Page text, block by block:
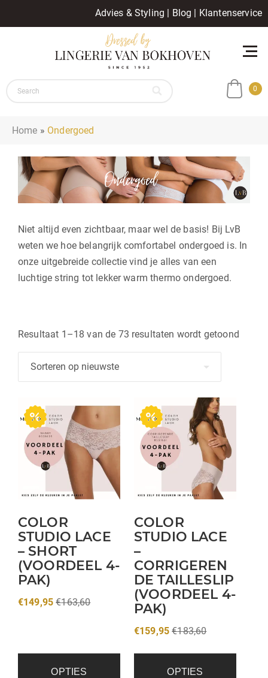
Advies & Styling | Blog | Klantenservice
0
Home » Ondergoed
Niet altijd even zichtbaar, maar wel de basis! Bij LvB
weten we hoe belangrijk comfortabel ondergoed is. In
onze uitgebreide collectie vind je alles van een
luchtige string tot lekker warm thermo ondergoed.
Resultaat 1–18 van de 73 resultaten wordt getoond
COLOR
STUDIO LACE
– SHORT
(VOORDEEL 4-
PAK)
€149,95 €163,60
OPTIES
COLOR
STUDIO LACE
–
CORRIGEREN
DE TAILLESLIP
(VOORDEEL 4-
PAK)
€159,95 €183,60
OPTIES